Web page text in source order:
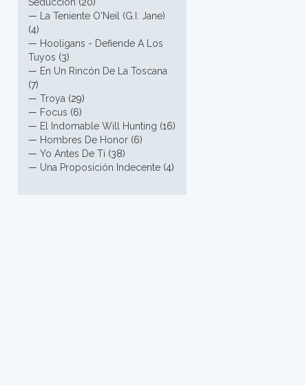
—
La Teniente O'Neil (G.I. Jane)
(4)
— Hooligans - Defiende A Los
Tuyos (3)
— En Un Rincón De La Toscana
(7)
— Troya (29)
— Focus (6)
— El Indomable Will Hunting (16)
— Hombres De Honor (6)
— Yo Antes De Ti (38)
— Una Proposición Indecente (4)